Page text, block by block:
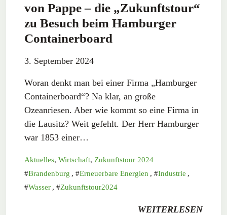
von Pappe – die „Zukunftstour“
zu Besuch beim Hamburger
Containerboard
3. September 2024
Woran denkt man bei einer Firma „Hamburger
Containerboard“? Na klar, an große
Ozeanriesen. Aber wie kommt so eine Firma in
die Lausitz? Weit gefehlt. Der Herr Hamburger
war 1853 einer…
Aktuelles, Wirtschaft, Zukunftstour 2024
Brandenburg , Erneuerbare Energien , Industrie ,
Wasser , Zukunftstour2024
WEITERLESEN